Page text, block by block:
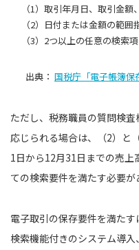
（1）取引年月日、取引金
（2）日付または金額の範囲
（3）2つ以上の任意の検索
出典： 国税庁「電子帳簿保
ただし、税務職員の質問検
応じられる場合は、（2）と
1日から12月31日までの売上
ての検索要件を満たす必要が
電子取引の保存要件を満た
検索機能付きのシステム導